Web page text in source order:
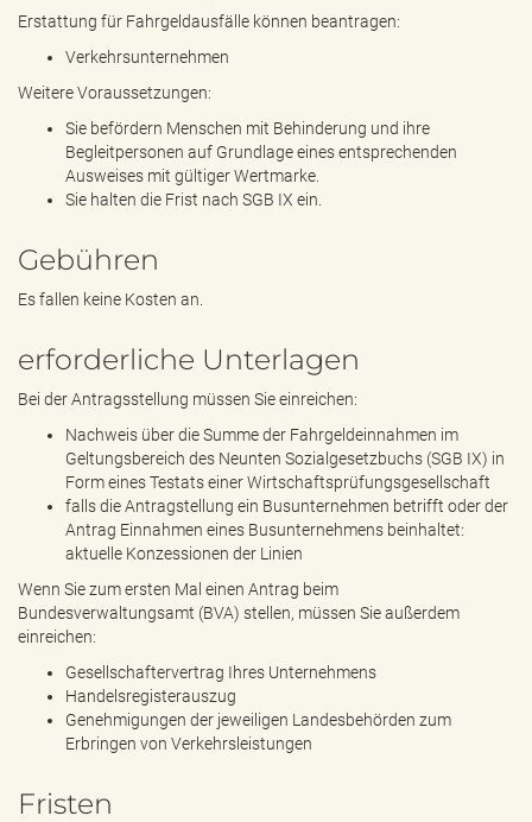
Erstattung für Fahrgeldausfälle können beantragen:
Verkehrsunternehmen
Weitere Voraussetzungen:
Sie befördern Menschen mit Behinderung und ihre
Begleitpersonen auf Grundlage eines entsprechenden
Ausweises mit gültiger Wertmarke.
Sie halten die Frist nach SGB IX ein.
Gebühren
Es fallen keine Kosten an.
erforderliche Unterlagen
Bei der Antragsstellung müssen Sie einreichen:
Nachweis über die Summe der Fahrgeldeinnahmen im
Geltungsbereich des Neunten Sozialgesetzbuchs (SGB IX) in
Form eines Testats einer Wirtschaftsprüfungsgesellschaft
falls die Antragstellung ein Busunternehmen betrifft oder der
Antrag Einnahmen eines Busunternehmens beinhaltet:
aktuelle Konzessionen der Linien
Wenn Sie zum ersten Mal einen Antrag beim
Bundesverwaltungsamt (BVA) stellen, müssen Sie außerdem
einreichen:
Gesellschaftervertrag Ihres Unternehmens
Handelsregisterauszug
Genehmigungen der jeweiligen Landesbehörden zum
Erbringen von Verkehrsleistungen
Fristen